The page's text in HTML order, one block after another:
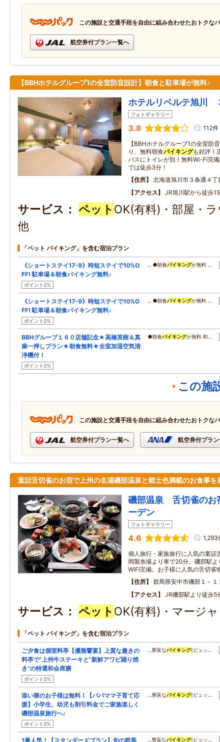
この施設と交通手段を自由に組み合わせたおトクな
航空券付プラン一覧へ
【BBHホテルグループ1の全室防音設計】朝食と駐車場が無料♪
ホテルリベルテ旭川
フォトギャラリー
3.8 112件
【BBHホテルグループ1の全室防
り、無料朝食バイキングも好評！
バスにトイレが別！無料Wi-Fi完
では徒歩3分！
住所
北海道旭川市３条通４丁
アクセス
JR旭川駅から徒歩
サービス ペット OK(有料)・部屋・
他
「ペット バイキング」を含む宿泊プラン
《ショートステイ17-9》時短ステイで10%O
FF! 駐車場＆朝食バイキング無料♪
ポイント2%
… ●朝食バイキングが無料 …
《ショートステイ17-9》時短ステイで10%O
FF! 駐車場＆朝食バイキング無料♪
ポイント2%
… ●朝食バイキングが無料 …
BBHグループ１６０店舗記念★高橋英樹＆真
麻一押しプラン★朝食無料★全室加湿空気清
浄機付！
ポイント2%
●朝食バイキングが無料 和…
この施
この施設と交通手段を自由に組み合わせたおトクな
航空券付プラン一覧へ 航空券付プラ
童話舌切雀のお宿で上州の名湯磯部温泉と郷土色満載のお食事を
磯部温泉 舌切雀の
ーデン
フォトギャラリー
4.6 1,293
個人旅行・家族旅行に人気の童話
岡製糸場より車で20分。磯部駅
WiFi完備。お子様に人気の舌切雀
住所
群馬県安中市磯部１－１
アクセス
JR磯部駅より徒歩5
サービス ペット OK(有料)・マージ
「ペット バイキング」を含む宿泊プラン
ご夕食は個室料亭【優雅饗宴】上質な趣きの
料亭で”上州牛ステーキと”新鮮アワビ踊り焼
き”の特選和会席膳
ポイント2%
…豊富なバイキング(ビュッ…
添い寝のお子様は無料！【パパママ子育て応
援】小学生、幼児も割引料金でご家族楽しく
磯部温泉旅行へ♪
ポイント2%
…豊富なバイキング(ビュッ…
1番人気！【スタンダードプラン】旬の群馬 …豊富なバイキング(ビュッ…